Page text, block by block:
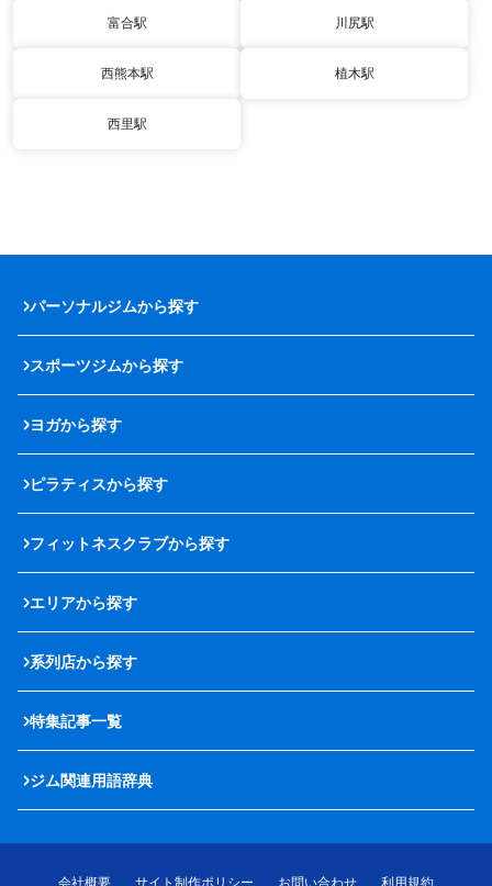
富合駅 川尻駅
西熊本駅 植木駅
西里駅
パーソナルジムから探す
スポーツジムから探す
ヨガから探す
ピラティスから探す
フィットネスクラブから探す
エリアから探す
系列店から探す
特集記事一覧
ジム関連用語辞典
会社概要 サイト制作ポリシー お問い合わせ 利用規約